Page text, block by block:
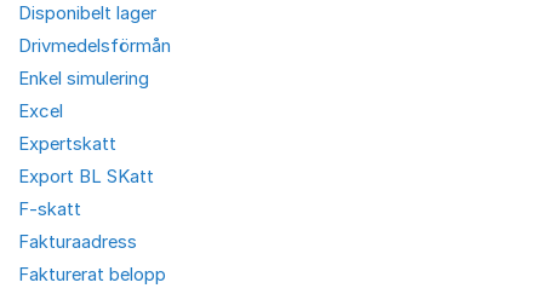
Disponibelt lager
Drivmedelsförmån
Enkel simulering
Excel
Expertskatt
Export BL SKatt
F-skatt
Fakturaadress
Fakturerat belopp